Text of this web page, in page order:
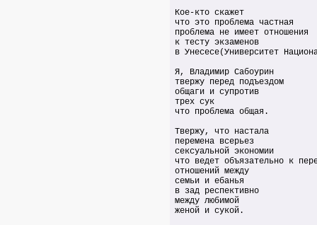
Кое-кто скажет
что это проблема частная
проблема не имеет отношения
к тесту экзаменов
в Унесесе(Университет
Я, Владимир Сабоурин
твержу перед подъездом
общаги и супротив
трех сук
что проблема общая.
Твержу, что настала
перемена всерьез
сексуальной экономии
что ведет объязательно к
отношений между
семьи и ебанья
в зад респективно
между любимой
женой и сукой.